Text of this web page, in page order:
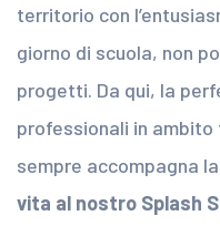
territorio con
giorno di scuola, non
progetti. Da qui, la
professionali in ambito
sempre accompagna
vita al nostro Splash